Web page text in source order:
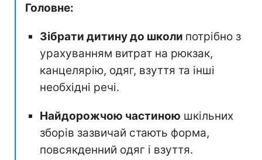
Головне:
Зібрати дитину до школи потрібно з
урахуванням витрат на рюкзак,
канцелярію, одяг, взуття та інші
необхідні речі.
Найдорожчою частиною шкільних
зборів зазвичай стають форма,
повсякденний одяг і взуття.